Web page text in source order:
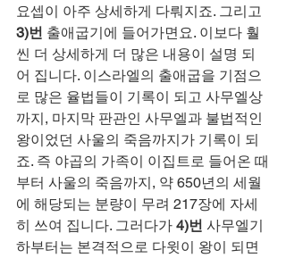
요셉이 아주 상세하게 다뤄지죠. 그리고
3)번 출애굽기에 들어가면요. 이보다 훨
씬 더 상세하게 더 많은 내용이 설명 되
어 집니다. 이스라엘의 출애굽을 기점으
로 많은 율법들이 기록이 되고 사무엘상
까지, 마지막 판관인 사무엘과 불법적인
왕이었던 사울의 죽음까지가 기록이 되
죠. 즉 야곱의 가족이 이집트로 들어온 때
부터 사울의 죽음까지, 약 650년의 세월
에 해당되는 분량이 무려 217장에 자세
히 쓰여 집니다. 그러다가 4)번 사무엘기
하부터는 본격적으로 다윗이 왕이 되면